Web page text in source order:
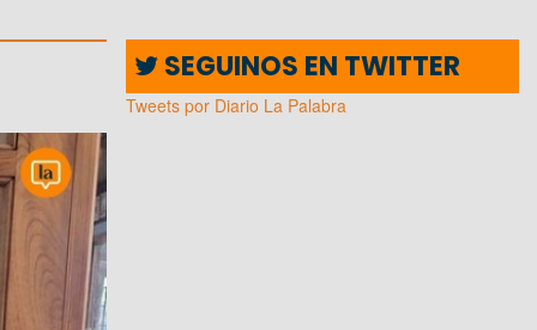
SEGUINOS EN TWITTER
Tweets por Diario La Palabra